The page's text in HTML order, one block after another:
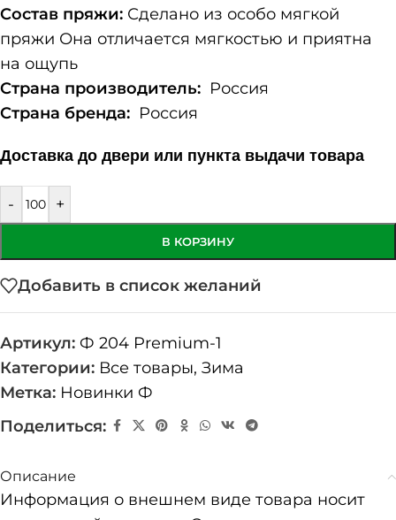
Состав пряжи: Сделано из особо мягкой
пряжи Она отличается мягкостью и приятна
на ощупь
Страна производитель: Россия
Страна бренда: Россия
Доставка до двери или пункта выдачи товара
- +
В КОРЗИНУ
Добавить в список желаний
Артикул: Ф 204 Premium-1
Категории: Все товары, Зима
Метка: Новинки Ф
Поделиться:
Описание
Информация о внешнем виде товара носит